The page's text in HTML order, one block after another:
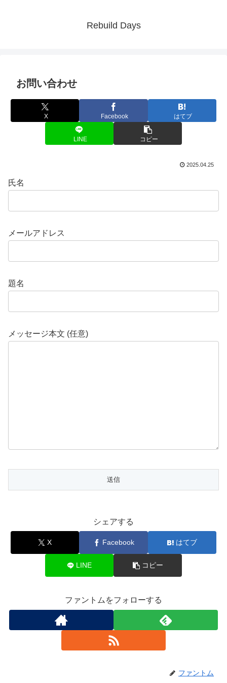
Rebuild Days
お問い合わせ
X Facebook はてブ
LINE コピー
2025.04.25
氏名
メールアドレス
題名
メッセージ本文 (任意)
シェアする
X Facebook はてブ
LINE コピー
ファントムをフォローする
ファントム